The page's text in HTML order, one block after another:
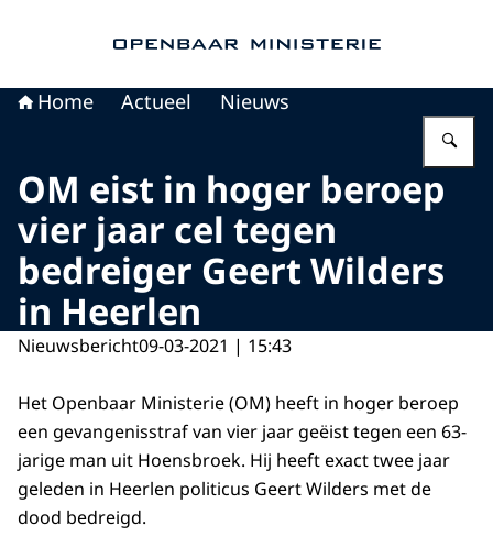
Home Actueel Nieuws
OM eist in hoger beroep
vier jaar cel tegen
bedreiger Geert Wilders
in Heerlen
Nieuwsbericht09-03-2021 | 15:43
Het Openbaar Ministerie (OM) heeft in hoger beroep
een gevangenisstraf van vier jaar geëist tegen een 63-
jarige man uit Hoensbroek. Hij heeft exact twee jaar
geleden in Heerlen politicus Geert Wilders met de
dood bedreigd.